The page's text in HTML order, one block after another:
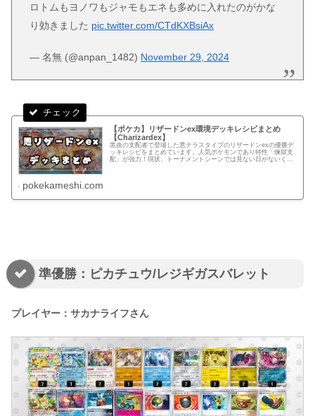
ロトムもヨノワもジャモもエネも多めに入れたのがかな
り効きました pic.twitter.com/CTdKXBsiAx
— 名無 (@anpan_1482) November 29, 2024
【ポケカ】リザードンex環境デッキレシピまとめ
【Charizardex】
黒炎の支配者で登場した悪テラスタイプのリザードンexの優勝デ
ッキレシピをまとめています。人気ポケモンであり特性「煉獄支
配」が強力！現状、トーナメントシーンでは見ない日がないくら
pokekameshi.com
準優勝：ピカチュウ/レジギガスバレット
プレイヤー：サカナライフさん